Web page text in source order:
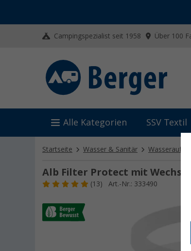
Campingspezialist seit 1958 Über 100
Alle Kategorien SSV Textil
Startseite Wasser & Sanitär
Alb Filter Protect mit
(13) Art.-Nr.: 333490